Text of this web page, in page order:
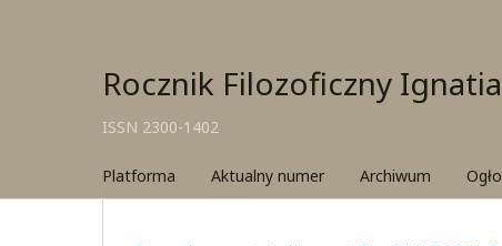
Rocznik Filozoficzny
ISSN 2300-1402
Platforma Aktualny numer Archiwum